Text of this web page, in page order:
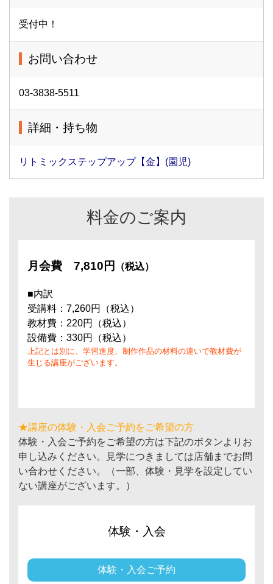
受付中！
お問い合わせ
03-3838-5511
詳細・持ち物
リトミックステップアップ【金】(園児)
料金のご案内
月会費 7,810円 （税込）
■内訳
受講料：7,260円（税込）
教材費：220円（税込）
設備費：330円（税込）
上記とは別に、学習進度、制作作品の材料の違いで教材費が
生じる講座がございます。
★講座の体験・入会ご予約をご希望の方
体験・入会ご予約をご希望の方は下記のボタンよりお
申し込みください。見学につきましては店舗までお問
い合わせください。（一部、体験・見学を設定してい
ない講座がございます。）
体験・入会
体験・入会ご予約